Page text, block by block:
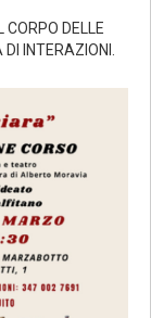
DELLE
DI INTERAZIONI.